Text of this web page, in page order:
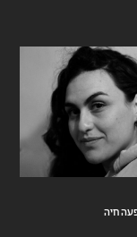
חיה